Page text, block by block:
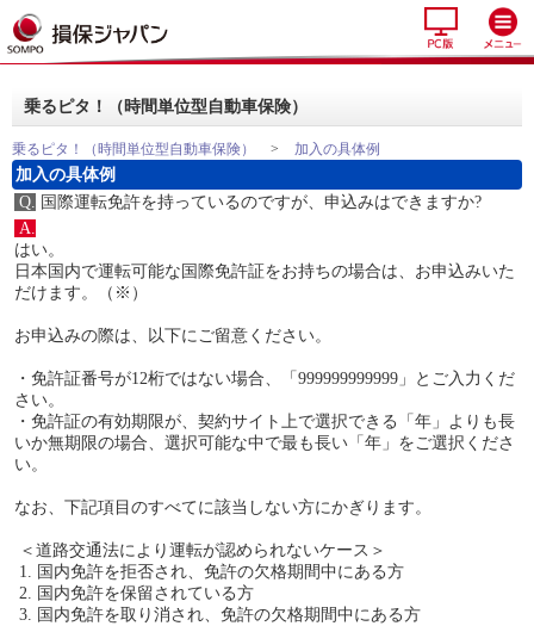
乗るピタ！（時間単位型自動車保険）
乗るピタ！（時間単位型自動車保険） > 加入の具体例
加入の具体例
Q. 国際運転免許を持っているのですが、申込みはできますか?
A.
はい。
日本国内で運転可能な国際免許証をお持ちの場合は、お申込みいた
だけます。（※）
お申込みの際は、以下にご留意ください。
・免許証番号が12桁ではない場合、「999999999999」とご入力くだ
さい。
・免許証の有効期限が、契約サイト上で選択できる「年」よりも長
いか無期限の場合、選択可能な中で最も長い「年」をご選択くださ
い。
なお、下記項目のすべてに該当しない方にかぎります。
＜道路交通法により運転が認められないケース＞
1. 国内免許を拒否され、免許の欠格期間中にある方
2. 国内免許を保留されている方
3. 国内免許を取り消され、免許の欠格期間中にある方